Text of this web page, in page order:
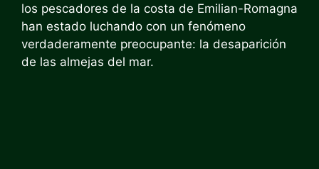
los pescadores de la costa de Emilian-Romagna
han estado luchando con un fenómeno
verdaderamente preocupante: la desaparición
de las almejas del mar.